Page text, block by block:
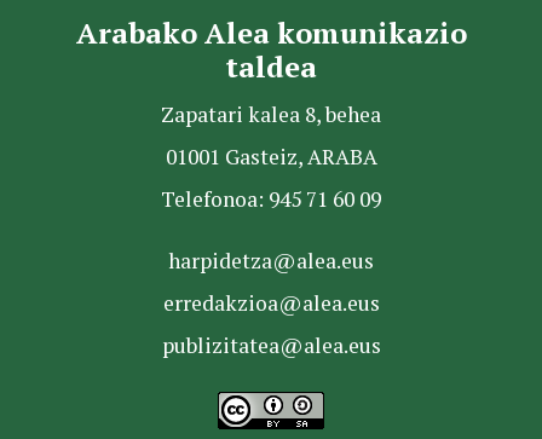
Arabako Alea komunikazio
taldea
Zapatari kalea 8, behea
01001 Gasteiz, ARABA
Telefonoa: 945 71 60 09
harpidetza@alea.eus
erredakzioa@alea.eus
publizitatea@alea.eus